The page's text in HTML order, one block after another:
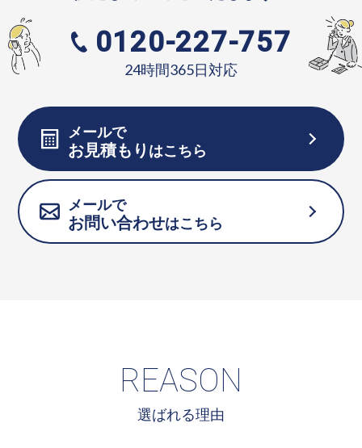
0120-227-757
24時間365日対応
メールで
お見積もりはこちら
メールで
お問い合わせはこちら
REASON
選ばれる理由